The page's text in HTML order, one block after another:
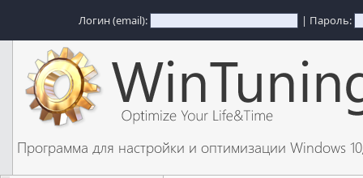
Логин (email): | Пароль:
Программа для настройки и оптимизации Windows